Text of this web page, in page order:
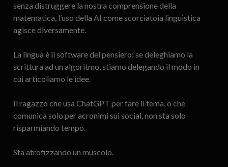
senza distruggere la nostra comprensione della
matematica, l’uso della AI come scorciatoia linguistica
agisce diversamente.
La lingua è il software del pensiero: se deleghiamo la
scrittura ad un algoritmo, stiamo delegando il modo in
cui articoliamo le idee.
Il ragazzo che usa ChatGPT per fare il tema, o che
comunica solo per acronimi sui social, non sta solo
risparmiando tempo.
Sta atrofizzando un muscolo.